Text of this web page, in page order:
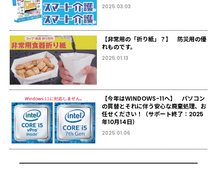
2025.03.03
【非常用の「折り紙」？】 防災用の優
れものです。
2025.01.13
【今年はWINDOWS-11へ】 パソコン
の買替とそれに伴う安心な廃棄処理、お
任せください！（サポート終了：2025
年10月14日）
2025.01.06